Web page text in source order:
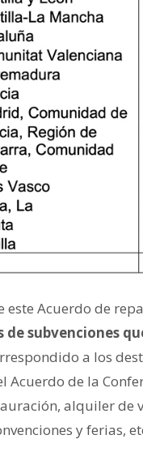
este Acuerdo de
subvenciones
a los
Acuerdo de la
alquiler de
y ferias,